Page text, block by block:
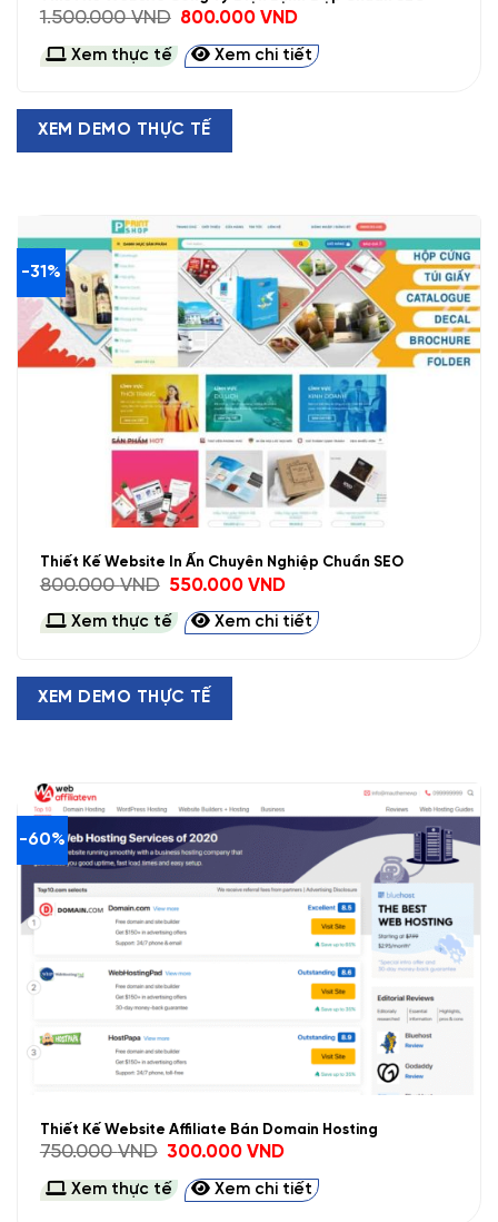
1.500.000VND
Giá
là:
1.500.000 VND.
800.000VNDGiá
tại
là:
800.000 VND.
Xem thực tế Xem chi tiết
XEM DEMO THỰC TẾ
-31%
Thiết Kế Website In Ấn Chuyên Nghiệp Chuẩn SEO
800.000VND
Giá
gốc
là:
800.000 VND.
550.000VNDGiá
tại
là:
550.000 VND.
Xem thực tế Xem chi tiết
XEM DEMO THỰC TẾ
-60%
Thiết Kế Website Affiliate Bán Domain Hosting
750.000VND
Giá
là:
750.000 VND.
300.000VNDGiá
tại
là:
300.000 VND.
Xem thực tế Xem chi tiết